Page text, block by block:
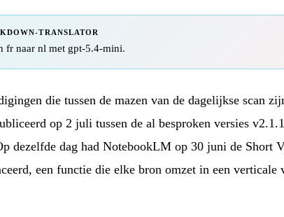
TRANSLATOR
fr naar nl met gpt-5.4-mini.
die tussen de mazen van de dagelijkse scan
op 2 juli tussen de al besproken versies
dezelfde dag had NotebookLM op 30 juni de Short
een functie die elke bron omzet in een verticale